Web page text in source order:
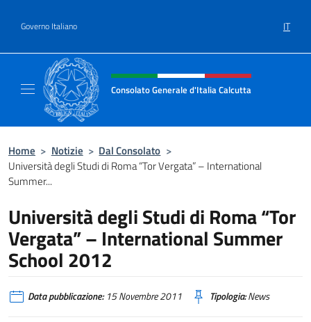
Governo Italiano IT
Intestazione sito, social e menù
Consolato Generale d'Italia Calcutta
Home > Notizie > Dal Consolato >
Università degli Studi di Roma “Tor Vergata” – International
Summer...
Università degli Studi di Roma “Tor
Vergata” – International Summer
School 2012
Data pubblicazione:15 Novembre 2011 Tipologia:News